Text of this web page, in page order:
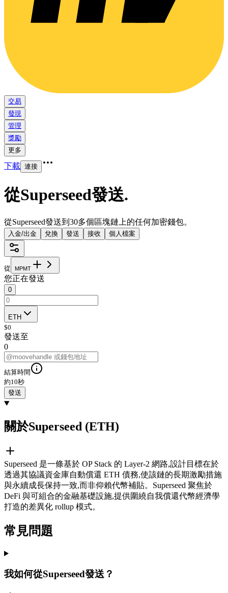
交易
發現
管理
獎勵
更多
下載 連接
從Superseed發送.
從Superseed發送到30多個區塊鏈上的任何加密錢包。
入金/出金 兌換 發送 接收 個人檔案
從 MPMT
您正在發送
0
ETH
$0
發送至
0
結算時間
約10秒
發送
關於Superseed (ETH)
Superseed 是一條基於 OP Stack 的 Layer-2 網路,設計目標在於
透過其協議資金庫自動償還 ETH 債務,使該鏈的長期激勵措施
與永續成長保持一致,而非仰賴代幣補貼。Superseed 聚焦於
DeFi 與可組合的金融基礎設施,提供圍繞自我償還代幣經濟學
打造的差異化 rollup 模式。
常見問題
我如何從Superseed發送？